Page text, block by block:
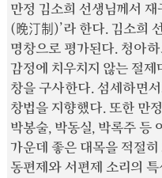
만정 김소희 선생님께서 재
(晩汀制)’라 한다. 김소희
명창으로 평가된다. 청아
감정에 치우치지 않는 절
창을 구사한다. 섬세하면
창법을 지향했다. 또한 만
박봉술, 박동실, 박록주 등
가운데 좋은 대목을 적절
동편제와 서편제 소리의